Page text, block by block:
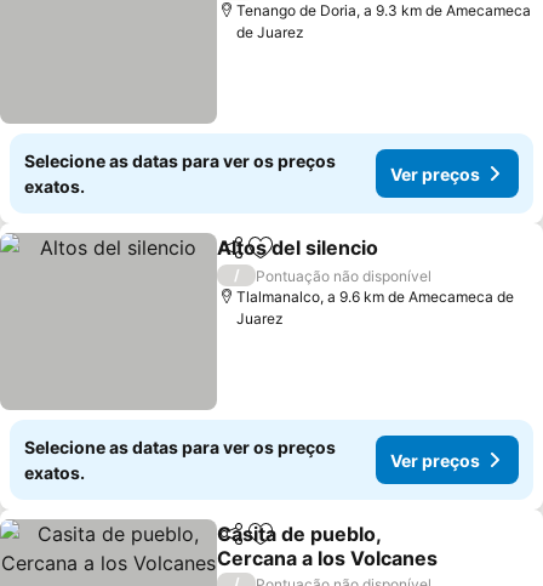
Tenango de Doria, a 9.3 km de Amecameca
de Juarez
Selecione as datas para ver os preços
exatos.
Ver preços
PartilharAdicionar aos favoritos
Altos del silencio
/
Pontuação não disponível
Tlalmanalco, a 9.6 km de Amecameca de
Juarez
Selecione as datas para ver os preços
exatos.
Ver preços
PartilharAdicionar aos favoritos
Casita de pueblo,
Cercana a los Volcanes